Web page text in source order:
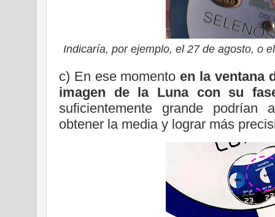
Indicaría, por ejemplo, el 27 de agosto, o
c) En ese momento en la ventana
imagen de la Luna con su
suficientemente grande podrían
obtener la media y lograr más